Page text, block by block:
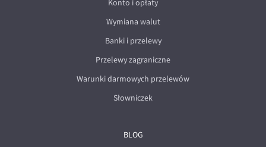
Konto i opłaty
Wymiana walut
Banki i przelewy
Przelewy zagraniczne
Warunki darmowych przelewów
Słowniczek
BLOG